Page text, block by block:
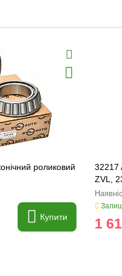
роликовий
Купити
32217
ZVL,
1